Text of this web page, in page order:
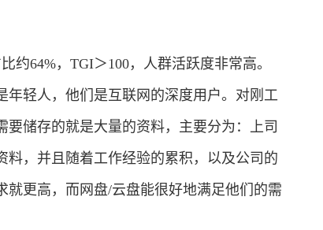
约64%，TGI＞100，人群活跃度非常高。
轻人，他们是互联网的深度用户。对刚工
储存的就是大量的资料，主要分为：上司
，并且随着工作经验的累积，以及公司的
更高，而网盘/云盘能很好地满足他们的需